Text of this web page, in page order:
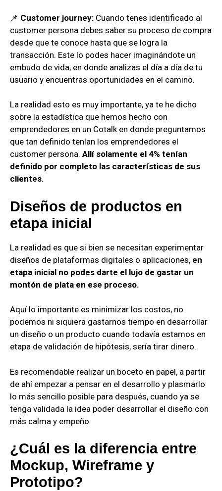
📌 Customer journey: Cuando tenes identificado al
customer persona debes saber su proceso de compra
desde que te conoce hasta que se logra la
transacción. Este lo podes hacer imaginándote un
embudo de vida, en donde analizas el día a día de tu
usuario y encuentras oportunidades en el camino.
La realidad esto es muy importante, ya te he dicho
sobre la estadística que hemos hecho con
emprendedores en un Cotalk en donde preguntamos
que tan definido tenían los emprendedores el
customer persona. Allí solamente el 4% tenían
definido por completo las características de sus
clientes.
Diseños de productos en
etapa inicial
La realidad es que si bien se necesitan experimentar
diseños de plataformas digitales o aplicaciones, en
etapa inicial no podes darte el lujo de gastar un
montón de plata en ese proceso.
Aquí lo importante es minimizar los costos, no
podemos ni siquiera gastarnos tiempo en desarrollar
un diseño o un producto cuando todavía estamos en
etapa de validación de hipótesis, sería tirar dinero.
Es recomendable realizar un boceto en papel, a partir
de ahí empezar a pensar en el desarrollo y plasmarlo
lo más sencillo posible para después, cuando ya se
tenga validada la idea poder desarrollar el diseño con
más calma y empeño.
¿Cuál es la diferencia entre
Mockup, Wireframe y
Prototipo?